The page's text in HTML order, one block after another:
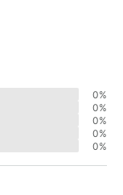
0%
0%
0%
0%
0%